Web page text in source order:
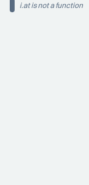
i.at is not a function